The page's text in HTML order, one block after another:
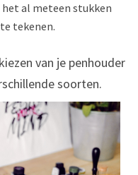
het al meteen stukken
tekenen.
van je penhouder
soorten.